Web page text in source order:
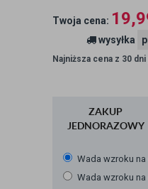
Twoja cena:
wysyłka
Najniższa cena z 30
ZAKUP
JEDNORAZOWY
Wada wzroku
Wada wzroku